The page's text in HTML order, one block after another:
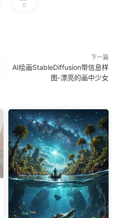
0
下一篇
AI绘画StableDiffusion带信息样
图-漂亮的画中少女